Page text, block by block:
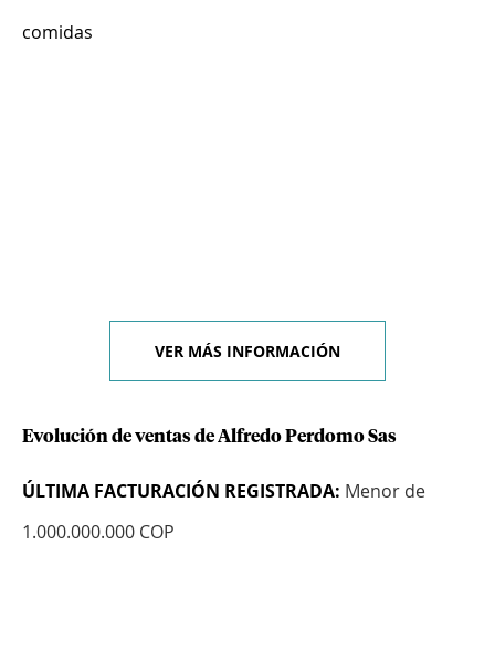
comidas
VER MÁS INFORMACIÓN
Evolución de ventas de Alfredo Perdomo Sas
ÚLTIMA FACTURACIÓN REGISTRADA: Menor de
1.000.000.000 COP